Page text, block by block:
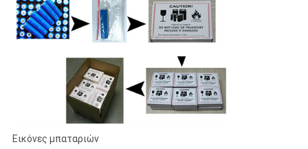
Εικόνες μπαταριών